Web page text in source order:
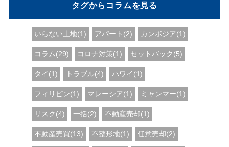
タグからコラムを見る
いらない土地(1) アパート(2) カンボジア(1)
コラム(29) コロナ対策(1) セットバック(5)
タイ(1) トラブル(4) ハワイ(1)
フィリピン(1) マレーシア(1) ミャンマー(1)
リスク(4) 一括(2) 不動産売却(1)
不動産売買(13) 不整形地(1) 任意売却(2)